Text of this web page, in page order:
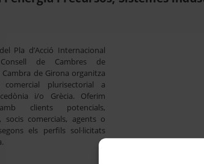
Pla d’Acció Internacional
de Cambres de
Cambra de Girona organitza
plurisectorial a
i/o Grècia. Oferim
clients potencials,
socis comercials, agents o
els perfils sol·licitats